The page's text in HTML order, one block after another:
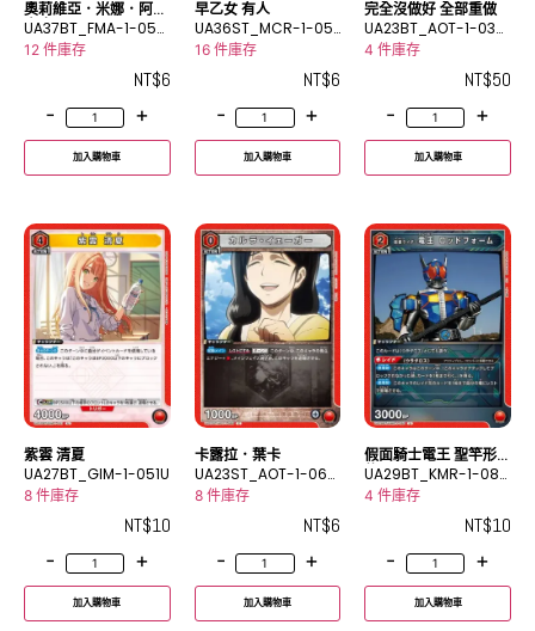
奧莉維亞．米娜．阿姆
士唐
UA37BT_FMA-1-057
C
12 件庫存
NT$6
-
+
加入購物車
早乙女 有人
UA36ST_MCR-1-05
6C
16 件庫存
NT$6
-
+
加入購物車
完全沒做好 全部重做
UA23BT_AOT-1-030
U
4 件庫存
NT$50
-
+
加入購物車
紫雲 清夏
UA27BT_GIM-1-051U
8 件庫存
NT$10
-
+
加入購物車
卡露拉．葉卡
UA23ST_AOT-1-068
C
8 件庫存
NT$6
-
+
加入購物車
假面騎士電王 聖竿形
態
UA29BT_KMR-1-080
U
4 件庫存
NT$10
-
+
加入購物車